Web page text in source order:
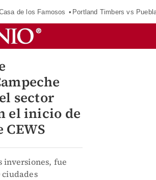
de los Famosos Portland Timbers vs
sector
el inicio de
inversiones, fue
ciudades